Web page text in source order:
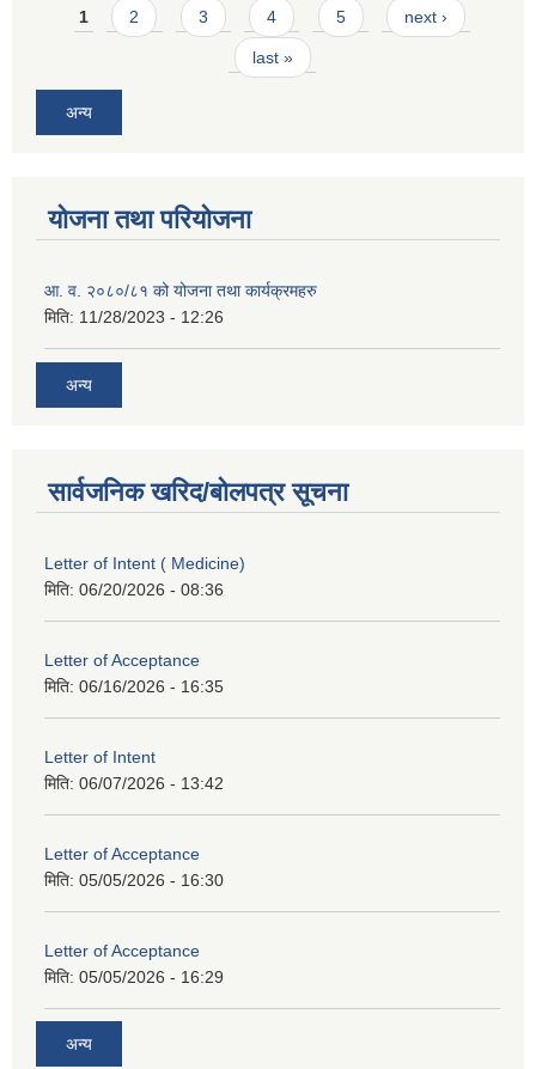
Pages
1 2 3 4 5 next ›
last »
अन्य
योजना तथा परियोजना
आ. व. २०८०/८१ को योजना तथा कार्यक्रमहरु
मिति: 11/28/2023 - 12:26
अन्य
सार्वजनिक खरिद/बोलपत्र सूचना
Letter of Intent ( Medicine)
मिति: 06/20/2026 - 08:36
Letter of Acceptance
मिति: 06/16/2026 - 16:35
Letter of Intent
मिति: 06/07/2026 - 13:42
Letter of Acceptance
मिति: 05/05/2026 - 16:30
Letter of Acceptance
मिति: 05/05/2026 - 16:29
अन्य